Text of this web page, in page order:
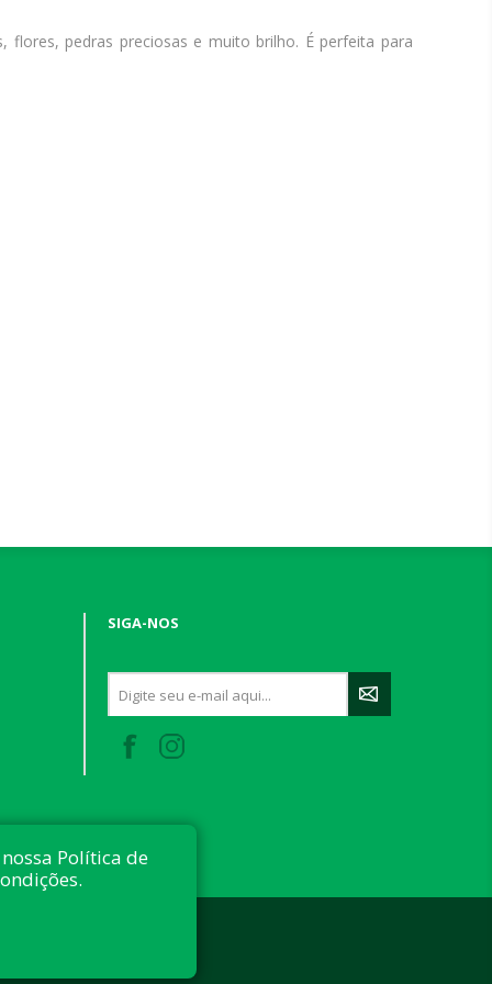
pedras preciosas e muito brilho. É perfeita para
SIGA-NOS
Política de